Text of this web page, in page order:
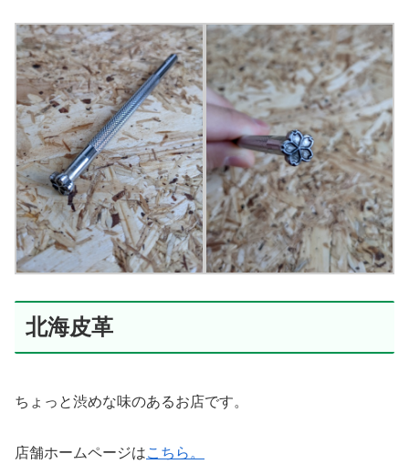
北海皮革
ちょっと渋めな味のあるお店です。
店舗ホームページはこちら。